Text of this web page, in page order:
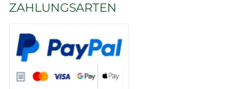
ZAHLUNGSARTEN